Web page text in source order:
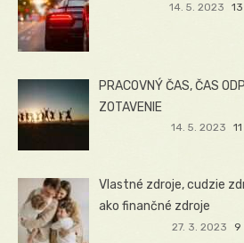
14. 5. 2023
PRACOVNÝ ČAS, ČAS
ZOTAVENIE
14. 5. 2023
Vlastné zdroje, cudzie
ako finančné zdroje
27. 3. 2023 9